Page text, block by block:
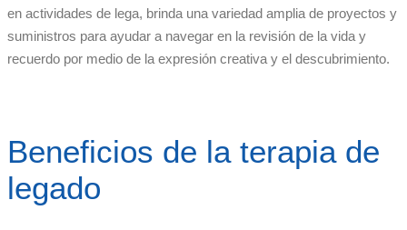
en actividades de lega, brinda una variedad amplia de proyectos y
suministros para ayudar a navegar en la revisión de la vida y
recuerdo por medio de la expresión creativa y el descubrimiento.
Beneficios de la terapia de
legado